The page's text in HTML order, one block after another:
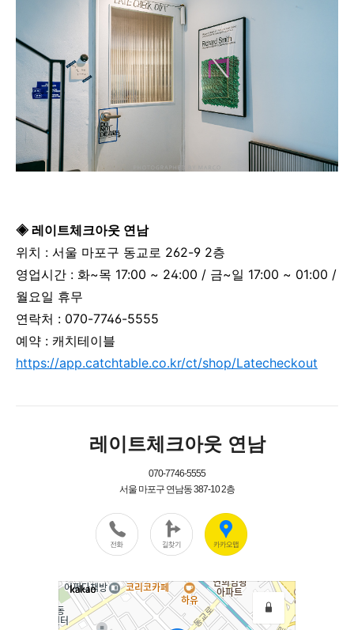
◈ 레이트체크아웃 연남
위치 : 서울 마포구 동교로 262-9 2층
영업시간 : 화~목 17:00 ~ 24:00 / 금~일 17:00 ~ 01:00 /
월요일 휴무
연락처 : 070-7746-5555
예약 : 캐치테이블
https://app.catchtable.co.kr/ct/shop/Latecheckout